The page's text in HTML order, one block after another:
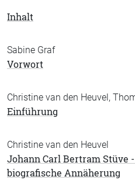
Inhalt
Sabine Graf
Vorwort
Christine van den Heuvel,
Einführung
Christine van den Heuvel
Johann Carl Bertram Stüve
biografische Annäherung